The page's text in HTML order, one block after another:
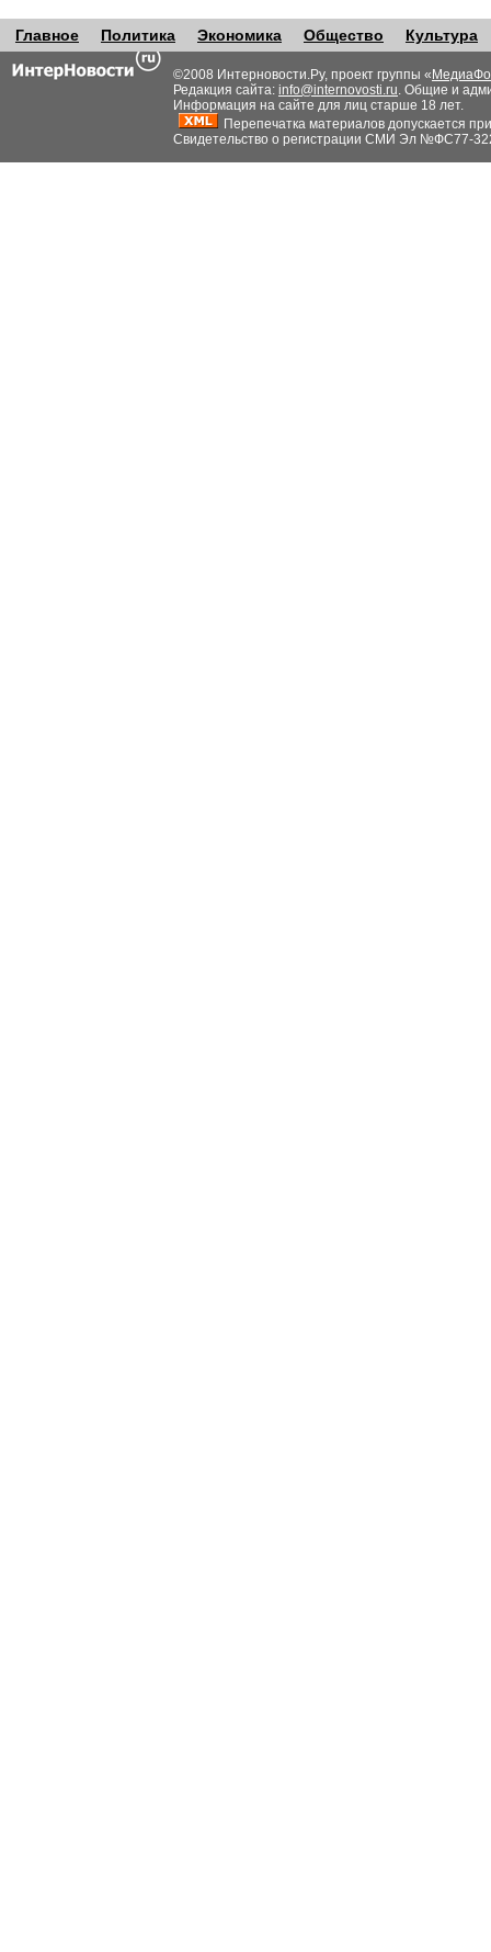
Главное Политика Экономика Общество Культура
©2008 Интерновости.Ру, проект группы «
Редакция сайта: info@internovosti.ru. Общие и
Информация на сайте для лиц старше 18 лет.
Перепечатка материалов допускается
Свидетельство о регистрации СМИ Эл №ФС77-